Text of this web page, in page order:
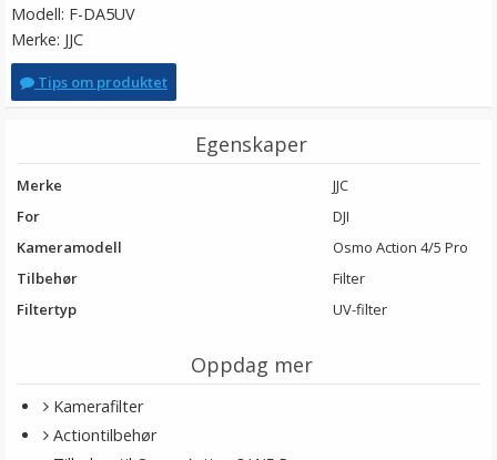
Modell: F-DA5UV
Merke: JJC
Tips om produktet
Egenskaper
Merke
JJC
For
DJI
Kameramodell
Osmo Action 4/5 Pro
Tilbehør
Filter
Filtertyp
UV-filter
Oppdag mer
Kamerafilter
Actiontilbehør